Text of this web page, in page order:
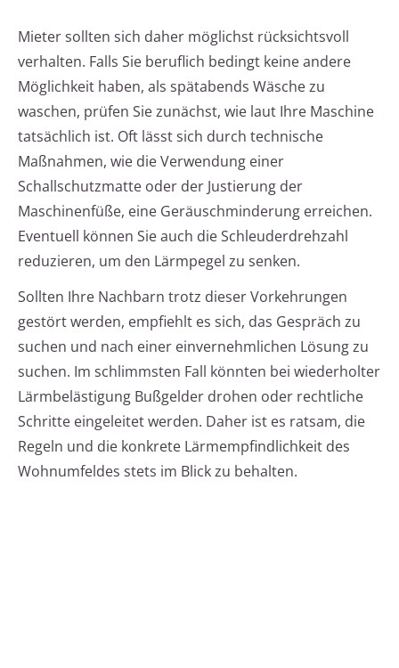
Mieter sollten sich daher möglichst rücksichtsvoll
verhalten. Falls Sie beruflich bedingt keine andere
Möglichkeit haben, als spätabends Wäsche zu
waschen, prüfen Sie zunächst, wie laut Ihre Maschine
tatsächlich ist. Oft lässt sich durch technische
Maßnahmen, wie die Verwendung einer
Schallschutzmatte oder der Justierung der
Maschinenfüße, eine Geräuschminderung erreichen.
Eventuell können Sie auch die Schleuderdrehzahl
reduzieren, um den Lärmpegel zu senken.
Sollten Ihre Nachbarn trotz dieser Vorkehrungen
gestört werden, empfiehlt es sich, das Gespräch zu
suchen und nach einer einvernehmlichen Lösung zu
suchen. Im schlimmsten Fall könnten bei wiederholter
Lärmbelästigung Bußgelder drohen oder rechtliche
Schritte eingeleitet werden. Daher ist es ratsam, die
Regeln und die konkrete Lärmempfindlichkeit des
Wohnumfeldes stets im Blick zu behalten.